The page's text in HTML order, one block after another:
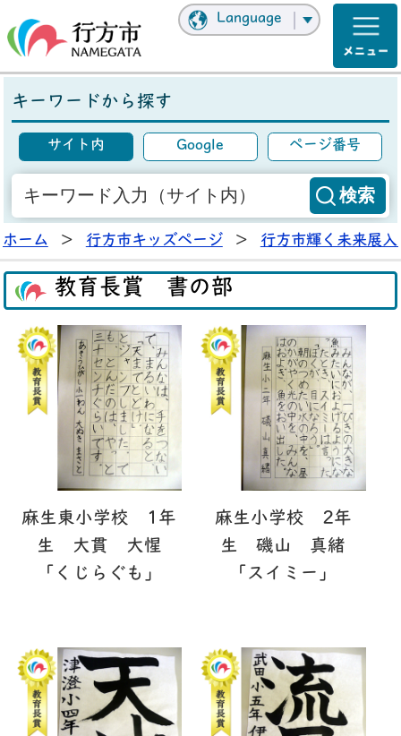
Language
キーワードから探す
サイト内 Google ページ番号
ホーム > 行方市キッズページ > 行方市輝く未来展入
教育長賞 書の部
麻生東小学校 1年
生 大貫 大惺
「くじらぐも」
麻生小学校 2年
生 磯山 真緒
「スイミー」